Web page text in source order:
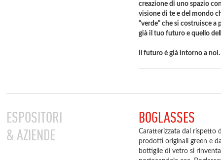
creazione di uno spazio
visione di te e del mondo
“verde” che si costruisce a
già il tuo futuro e quello
Il futuro è già intorno a noi.
ESPOSITORI
& AZIENDE
BOGLASSES
Caratterizzata dal rispetto
prodotti originali green e
bottiglie di vetro si